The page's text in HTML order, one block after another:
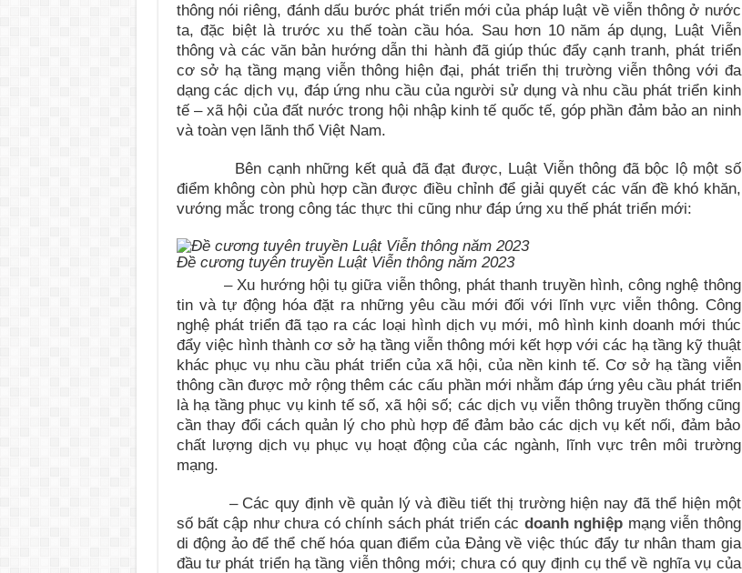
thông nói riêng, đánh dấu bước phát triển mới của pháp luật về viễn thông ở nước
ta, đặc biệt là trước xu thế toàn cầu hóa. Sau hơn 10 năm áp dụng, Luật Viễn
thông và các văn bản hướng dẫn thi hành đã giúp thúc đẩy cạnh tranh, phát triển
cơ sở hạ tầng mạng viễn thông hiện đại, phát triển thị trường viễn thông với đa
dạng các dịch vụ, đáp ứng nhu cầu của người sử dụng và nhu cầu phát triển kinh
tế – xã hội của đất nước trong hội nhập kinh tế quốc tế, góp phần đảm bảo an ninh
và toàn vẹn lãnh thổ Việt Nam.
Bên cạnh những kết quả đã đạt được, Luật Viễn thông đã bộc lộ một số
điểm không còn phù hợp cần được điều chỉnh để giải quyết các vấn đề khó khăn,
vướng mắc trong công tác thực thi cũng như đáp ứng xu thế phát triển mới:
Đề cương tuyên truyền Luật Viễn thông năm 2023
– Xu hướng hội tụ giữa viễn thông, phát thanh truyền hình, công nghệ thông
tin và tự động hóa đặt ra những yêu cầu mới đối với lĩnh vực viễn thông. Công
nghệ phát triển đã tạo ra các loại hình dịch vụ mới, mô hình kinh doanh mới thúc
đẩy việc hình thành cơ sở hạ tầng viễn thông mới kết hợp với các hạ tầng kỹ thuật
khác phục vụ nhu cầu phát triển của xã hội, của nền kinh tế. Cơ sở hạ tầng viễn
thông cần được mở rộng thêm các cấu phần mới nhằm đáp ứng yêu cầu phát triển
là hạ tầng phục vụ kinh tế số, xã hội số; các dịch vụ viễn thông truyền thống cũng
cần thay đổi cách quản lý cho phù hợp để đảm bảo các dịch vụ kết nối, đảm bảo
chất lượng dịch vụ phục vụ hoạt động của các ngành, lĩnh vực trên môi trường
mạng.
– Các quy định về quản lý và điều tiết thị trường hiện nay đã thể hiện một
số bất cập như chưa có chính sách phát triển các doanh nghiệp mạng viễn thông
di động ảo để thể chế hóa quan điểm của Đảng về việc thúc đẩy tư nhân tham gia
đầu tư phát triển hạ tầng viễn thông mới; chưa có quy định cụ thể về nghĩa vụ của